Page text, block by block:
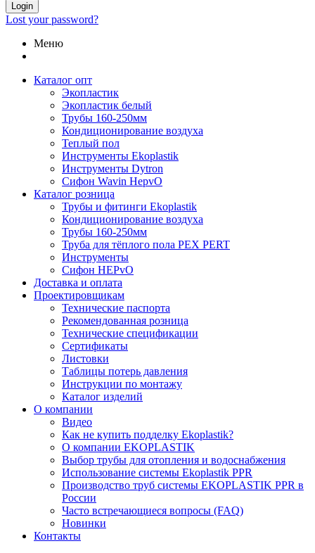
Login
Lost your password?
Меню
Каталог опт
Экопластик
Экопластик белый
Трубы 160-250мм
Кондиционирование воздуха
Теплый пол
Инструменты Ekoplastik
Инструменты Dytron
Сифон Wavin HepvO
Каталог розница
Трубы и фитинги Ekoplastik
Кондиционирование воздуха
Трубы 160-250мм
Труба для тёплого пола PEX PERT
Инструменты
Сифон HEPvO
Доставка и оплата
Проектировщикам
Технические паспорта
Рекомендованная розница
Технические спецификации
Сертификаты
Листовки
Таблицы потерь давления
Инструкции по монтажу
Каталог изделий
О компании
Видео
Как не купить подделку Ekoplastik?
О компании EKOPLASTIK
Выбор трубы для отопления и водоснабжения
Использование системы Ekoplastik PPR
Производство труб системы EKOPLASTIK PPR в
России
Часто встречающиеся вопросы (FAQ)
Новинки
Контакты